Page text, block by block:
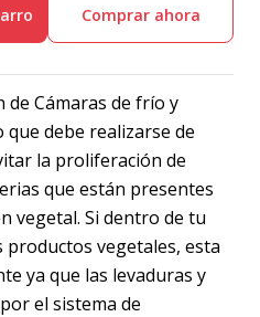
Comprar ahora
de Cámaras de frío y
debe realizarse de
la proliferación de
que están presentes
vegetal. Si dentro de tu
productos vegetales, esta
ya que las levaduras y
el sistema de